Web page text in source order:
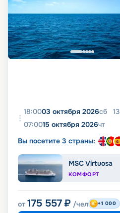
18:0003 октября 2026сб 13
07:0015 октября 2026чт
Вы посетите 3 страны:
MSC Virtuosa
КОМФОРТ
от 175 557 ₽ /чел +1 000